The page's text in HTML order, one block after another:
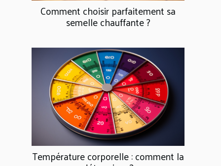
Comment choisir parfaitement sa
semelle chauffante ?
Température corporelle : comment la